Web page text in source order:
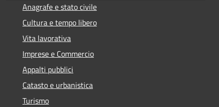
Anagrafe e stato civile
Cultura e tempo libero
Vita lavorativa
Imprese e Commercio
Appalti pubblici
Catasto e urbanistica
Turismo